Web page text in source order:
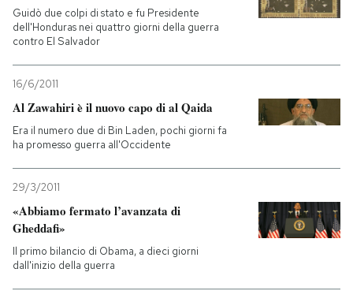
Guidò due colpi di stato e fu Presidente
dell'Honduras nei quattro giorni della guerra
contro El Salvador
16/6/2011
Al Zawahiri è il nuovo capo di al Qaida
Era il numero due di Bin Laden, pochi giorni fa
ha promesso guerra all'Occidente
29/3/2011
«Abbiamo fermato l’avanzata di
Gheddafi»
Il primo bilancio di Obama, a dieci giorni
dall'inizio della guerra